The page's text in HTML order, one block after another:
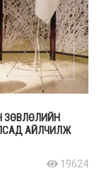
ЗӨВЛӨЛИЙН
АЙЛЧИЛЖ
19624